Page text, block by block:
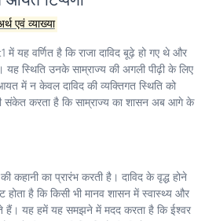
एवं व्याख्या
में यह वर्णित है कि राजा दाविद बूढ़े हो गए थे और
यह स्थिति उनके साम्राज्य की अगली पीढ़ी के लिए
में न केवल दाविद की व्यक्तिगत स्थिति को
संकेत करता है कि साम्राज्य का शासन अब आगे के
कहानी का प्रारंभ करती है। दाविद के वृद्ध होने
है कि किसी भी मानव शासन में स्वास्थ्य और
हैं। यह हमें यह समझने में मदद करता है कि ईश्वर